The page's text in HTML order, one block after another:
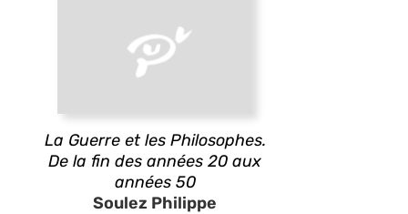
La Guerre et les Philosophes.
De la fin des années 20 aux
années 50
Soulez Philippe